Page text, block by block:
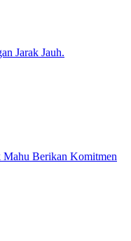
Jarak Jauh.
Berikan Komitmen